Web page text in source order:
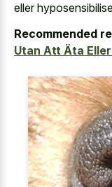
eller
Recommended
Utan Att Äta